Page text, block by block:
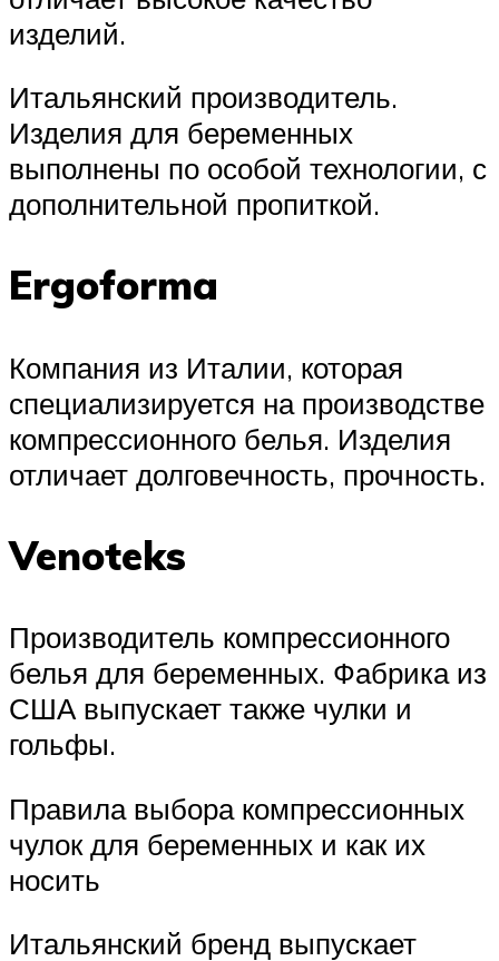
изделий.
Итальянский производитель.
Изделия для беременных
выполнены по особой технологии, с
дополнительной пропиткой.
Ergoforma
Компания из Италии, которая
специализируется на производстве
компрессионного белья. Изделия
отличает долговечность, прочность.
Venoteks
Производитель компрессионного
белья для беременных. Фабрика из
США выпускает также чулки и
гольфы.
Правила выбора компрессионных
чулок для беременных и как их
носить
Итальянский бренд выпускает